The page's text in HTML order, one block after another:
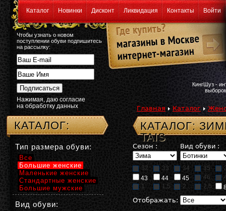
Каталог Новинки Дисконт Ликвидация Контакты Войти
Чтобы узнать о новом
поступлении обуви подпишитесь
на рассылку:
Нажимая, даю согласие
на обработку данных
КингШуз -
Главная Каталог
КАТАЛОГ:
TAIS
Сезон : Вид обуви :
32 33 34 35
43
44 45 46
1
1,5 2 2,5
Отображать:
КАТАЛОГ:
Тип размера обуви:
Все
Большие женские
Маленькие женские
Стандартные женские
Большие мужские
Вид обуви: